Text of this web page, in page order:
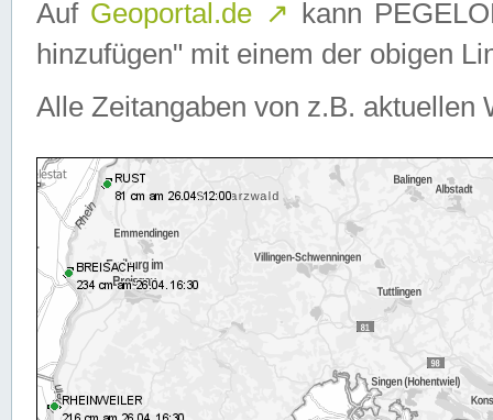
Auf Geoportal.de ↗ kann
hinzufügen" mit einem der obigen
Alle Zeitangaben von z.B. aktuellen